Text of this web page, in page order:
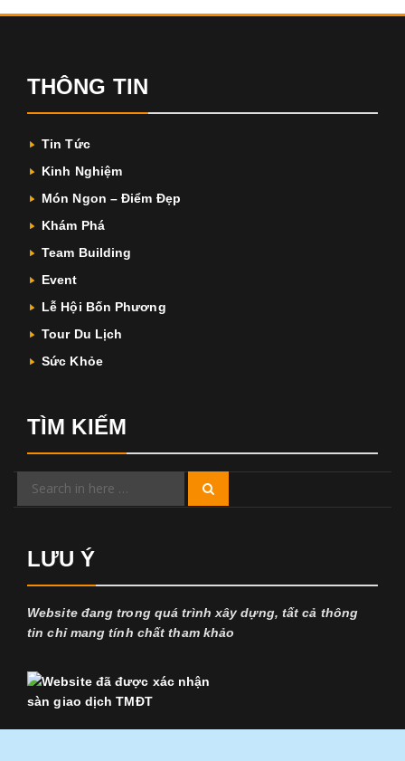
THÔNG TIN
Tin Tức
Kinh Nghiệm
Món Ngon – Điểm Đẹp
Khám Phá
Team Building
Event
Lễ Hội Bốn Phương
Tour Du Lịch
Sức Khỏe
TÌM KIẾM
Search
LƯU Ý
Website đang trong quá trình xây dựng, tất cả thông
tin chỉ mang tính chất tham khảo